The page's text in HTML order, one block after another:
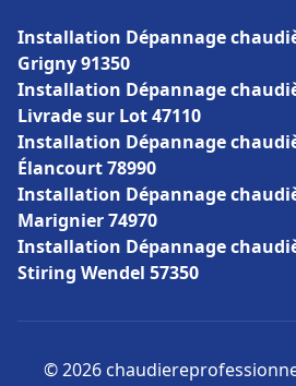
Installation Dépannage
Grigny 91350
Installation Dépannage
Livrade sur Lot 47110
Installation Dépannage
Élancourt 78990
Installation Dépannage
Marignier 74970
Installation Dépannage
Stiring Wendel 57350
© 2026